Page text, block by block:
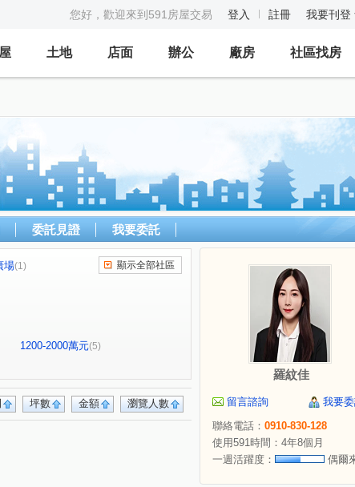
您好，歡迎來到591房屋交易 登入 註冊 我要刊登
土地 店面 辦公 廠房 社區找房
委託見證 我要委託
場(1)
街(1)
顯示全部社區
1200-2000萬元(5)
瀏覽人數
金額
坪數
羅紋佳
留言諮詢
我要
聯絡電話： 0910-830-128
使用591時間：4年8個月
一週活躍度：
偶爾